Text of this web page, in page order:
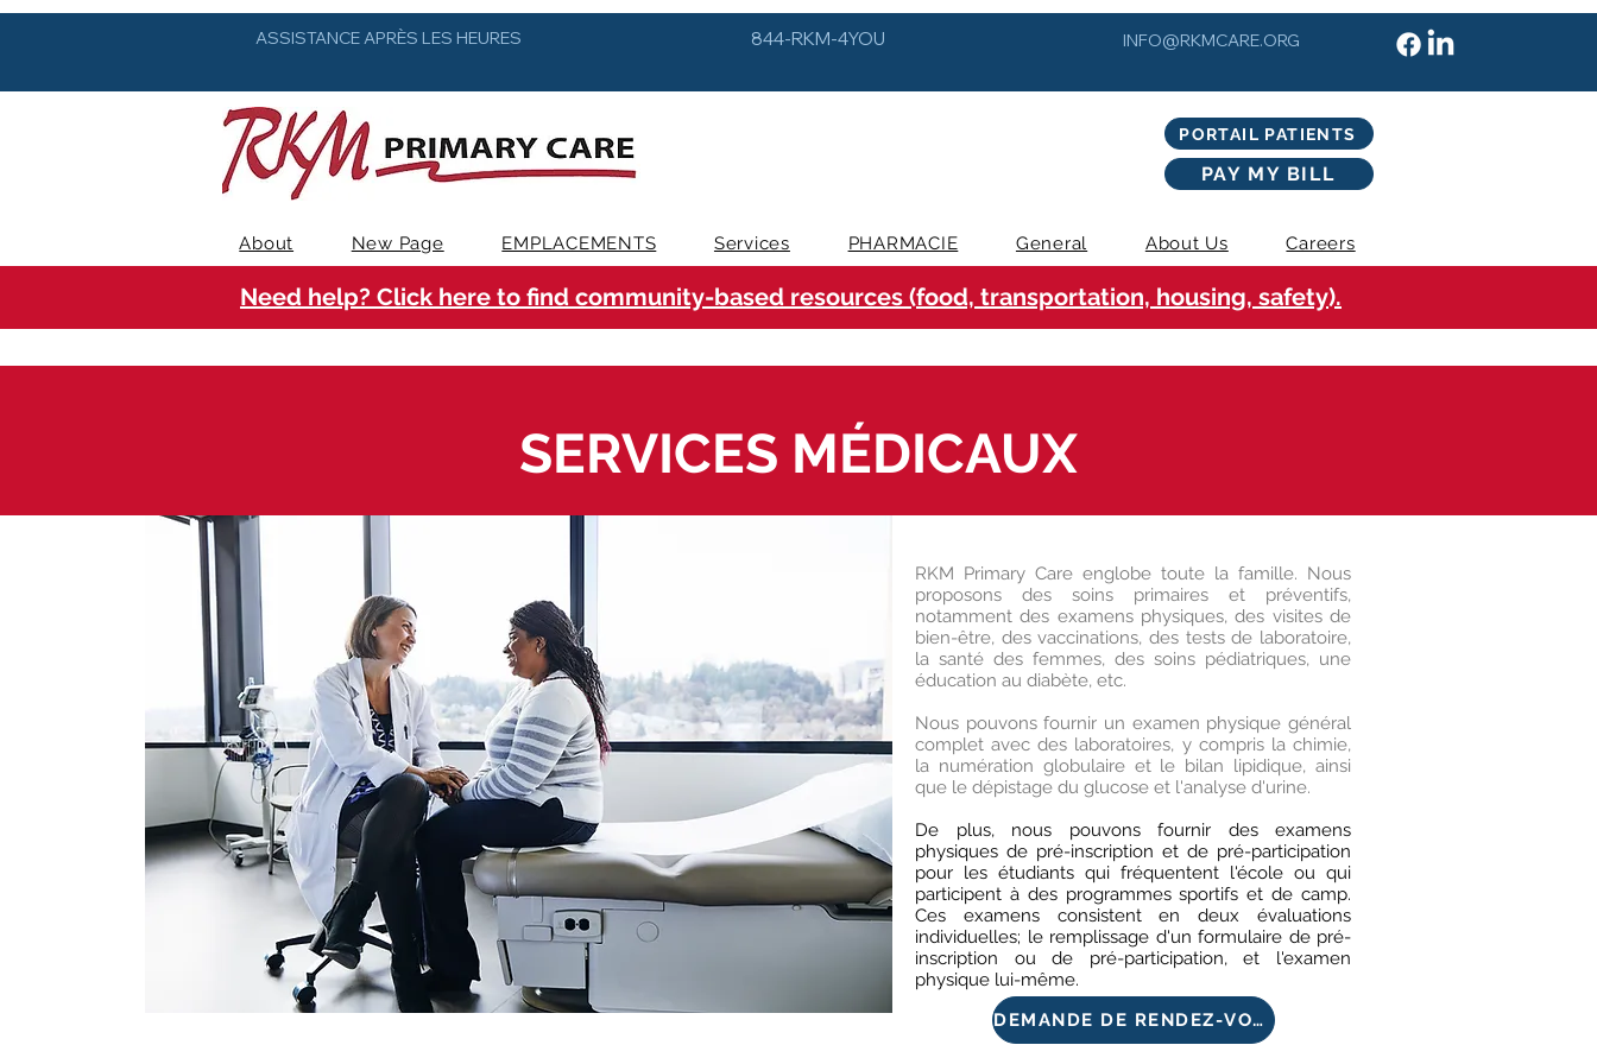
ASSISTANCE APRÈS LES HEURES 844-RKM-4YOU INFO@RKMCARE.ORG
PORTAIL PATIENTS
PAY MY BILL
About New Page EMPLACEMENTS Services PHARMACIE General About Us Careers
Need help? Click here to find community-based resources (food, transportation, housing, safety).
SERVICES MÉDICAUX
RKM Primary Care englobe toute la famille. Nous
proposons des soins primaires et préventifs,
notamment des examens physiques, des visites de
bien-être, des vaccinations, des tests de laboratoire,
la santé des femmes, des soins pédiatriques, une
éducation au diabète, etc.
Nous pouvons fournir un examen physique général
complet avec des laboratoires, y compris la chimie,
la numération globulaire et le bilan lipidique, ainsi
que le dépistage du glucose et l'analyse d'urine.
De plus, nous pouvons fournir des examens
physiques de pré-inscription et de pré-participation
pour les étudiants qui fréquentent l'école ou qui
participent à des programmes sportifs et de camp.
Ces examens consistent en deux évaluations
individuelles; le remplissage d'un formulaire de pré-
inscription ou de pré-participation, et l'examen
physique lui-même.
DEMANDE DE RENDEZ-VOUS